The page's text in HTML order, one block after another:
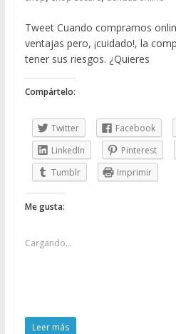
Tweet Cuando compramos
ventajas pero, ¡cuidado!, la
tener sus riesgos. ¿Quieres
Compártelo:
Twitter Facebook
LinkedIn
Pinterest
Tumblr
Imprimir
Me gusta:
Cargando...
Leer más